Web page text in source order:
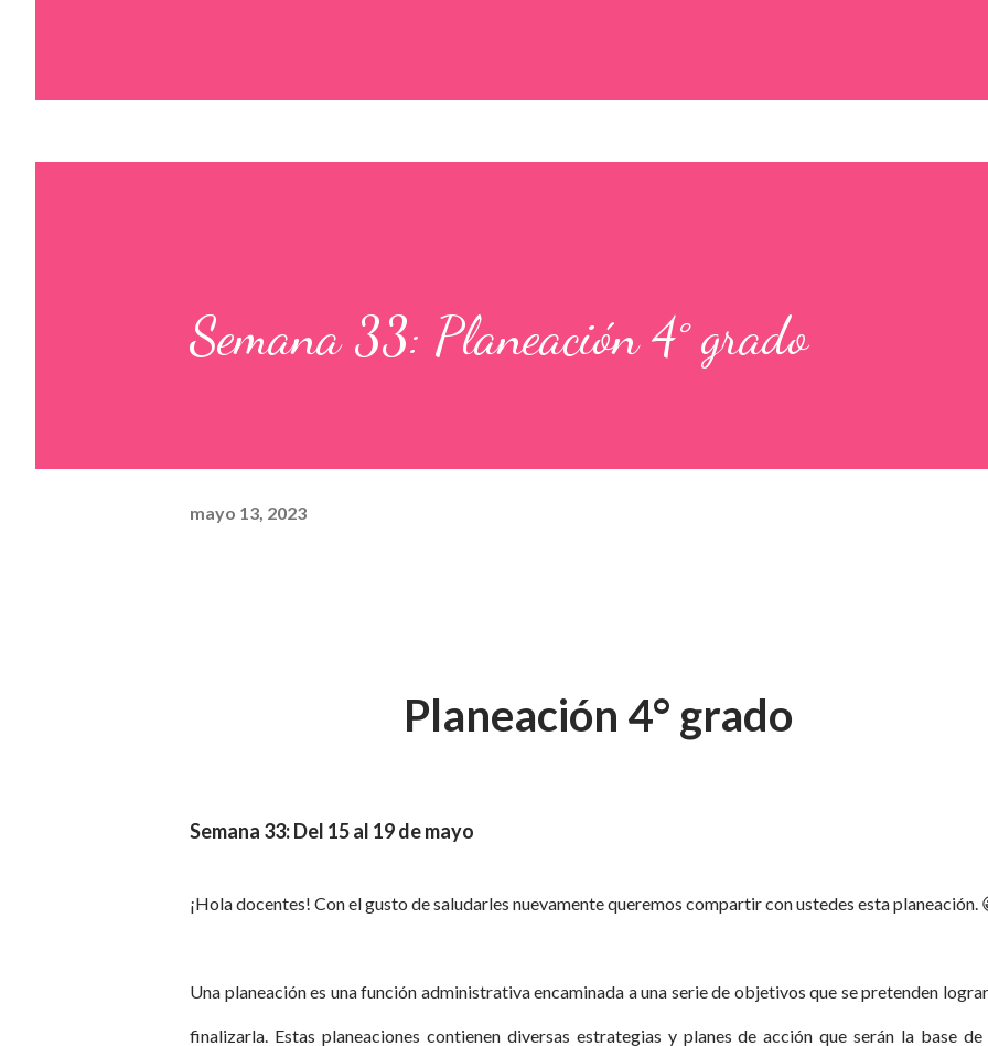
Semana 33: Planeación 4° grado
mayo 13, 2023
Planeación 4° grado
Semana 33: Del 15 al 19 de mayo
¡Hola docentes! Con el gusto de saludarles nuevamente queremos compartir con ustedes esta planeación.
Una planeación es una función administrativa encaminada a una serie de objetivos que se pretenden
finalizarla. Estas planeaciones contienen diversas estrategias y planes de acción que serán la base de